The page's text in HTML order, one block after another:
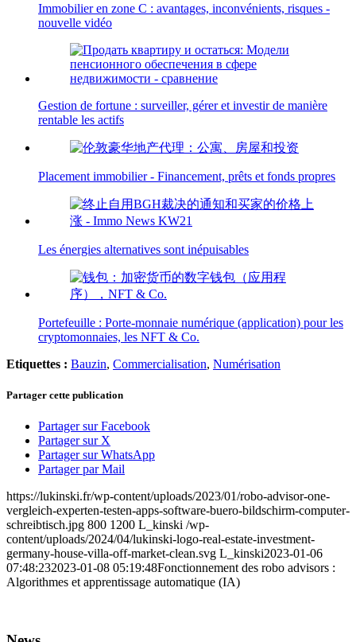
Immobilier en zone C : avantages, inconvénients, risques -
nouvelle vidéo
Gestion de fortune : surveiller, gérer et investir de manière
rentable les actifs
Placement immobilier - Financement, prêts et fonds propres
Les énergies alternatives sont inépuisables
Portefeuille : Porte-monnaie numérique (application) pour les
cryptomonnaies, les NFT & Co.
Etiquettes : Bauzin, Commercialisation, Numérisation
Partager cette publication
Partager sur Facebook
Partager sur X
Partager sur WhatsApp
Partager par Mail
https://lukinski.fr/wp-content/uploads/2023/01/robo-advisor-one-
vergleich-experten-testen-apps-software-buero-bildschirm-computer-
schreibtisch.jpg 800 1200 L_kinski /wp-
content/uploads/2024/04/lukinski-logo-real-estate-investment-
germany-house-villa-off-market-clean.svg L_kinski2023-01-06
07:48:232023-01-08 05:19:48Fonctionnement des robo advisors :
Algorithmes et apprentissage automatique (IA)